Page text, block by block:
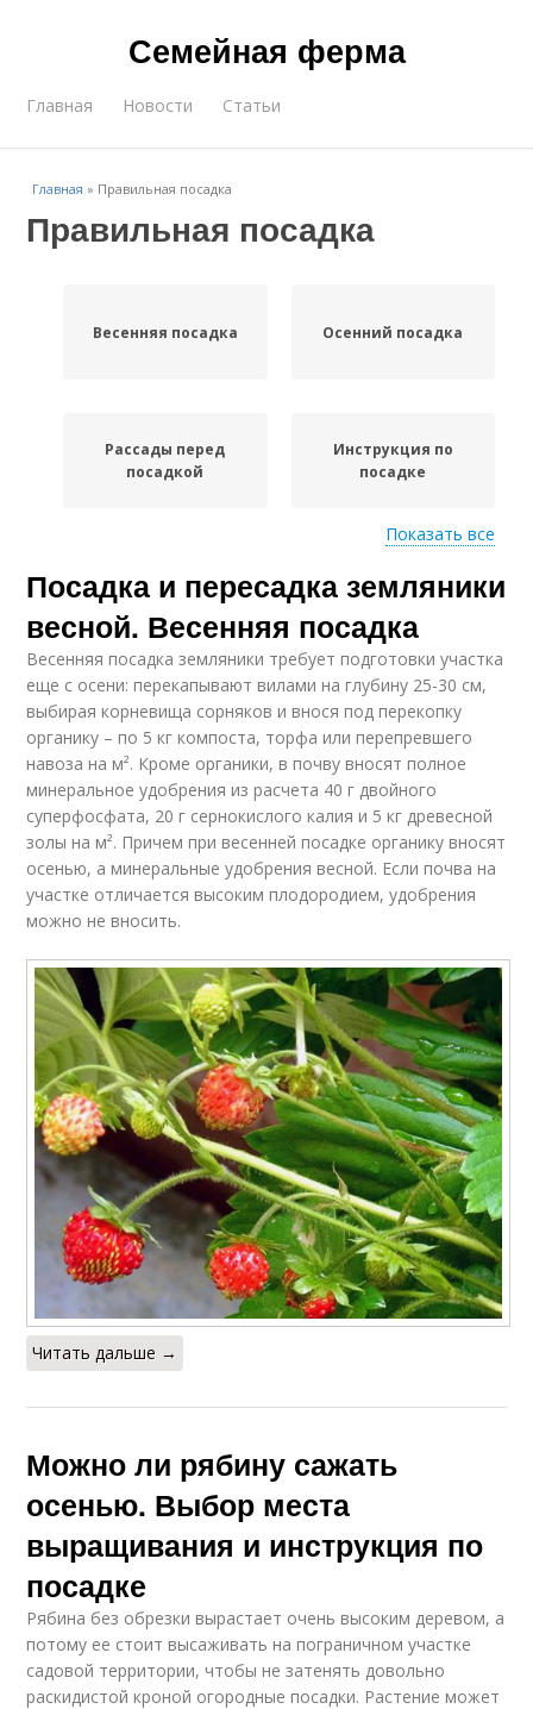
Семейная ферма
Главная Новости Статьи
Главная » Правильная посадка
Правильная посадка
Весенняя посадка Осенний посадка
Рассады перед
посадкой
Инструкция по
посадке
Период для посадки Места для посадки
Совместные посадки
Посадки со
смородиной
Яблони для посадки Весенний посадка
Ямы для посадки
Клубники для
осенней посадки
Требования к посадке Подготовка к посадке
Посадка на ткань Грунт для посадки
Время для посадки
Показать все
Посадка и пересадка земляники
весной. Весенняя посадка
Весенняя посадка земляники требует подготовки участка
еще с осени: перекапывают вилами на глубину 25-30 см,
выбирая корневища сорняков и внося под перекопку
органику – по 5 кг компоста, торфа или перепревшего
навоза на м². Кроме органики, в почву вносят полное
минеральное удобрения из расчета 40 г двойного
суперфосфата, 20 г сернокислого калия и 5 кг древесной
золы на м². Причем при весенней посадке органику вносят
осенью, а минеральные удобрения весной. Если почва на
участке отличается высоким плодородием, удобрения
можно не вносить.
Читать дальше →
Можно ли рябину сажать
осенью. Выбор места
выращивания и инструкция по
посадке
Рябина без обрезки вырастает очень высоким деревом, а
потому ее стоит высаживать на пограничном участке
садовой территории, чтобы не затенять довольно
раскидистой кроной огородные посадки. Растение может